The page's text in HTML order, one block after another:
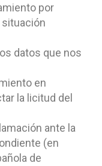
por
datos que nos
en
la licitud del
ante la
(en
de